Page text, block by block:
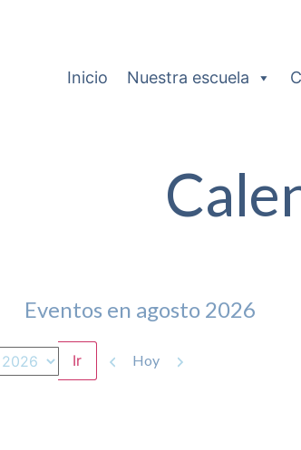
Inicio Nuestra escuela
Eventos en agosto 2026
Anterior
Hoy Siguiente